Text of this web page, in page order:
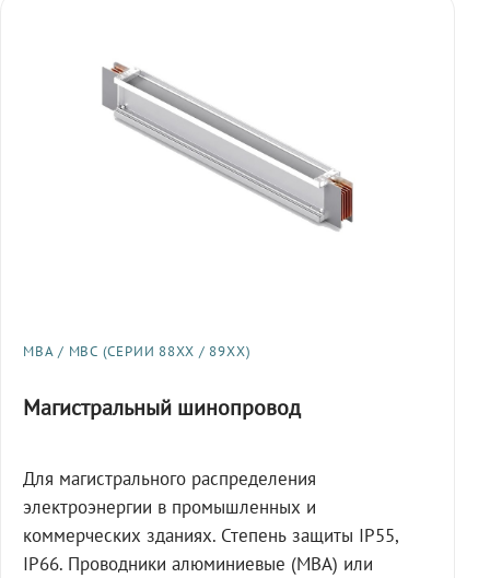
МВА / МВС (СЕРИИ 88XX / 89XX)
Магистральный шинопровод
Для магистрального распределения
электроэнергии в промышленных и
коммерческих зданиях. Степень защиты IP55,
IP66. Проводники алюминиевые (МВА) или